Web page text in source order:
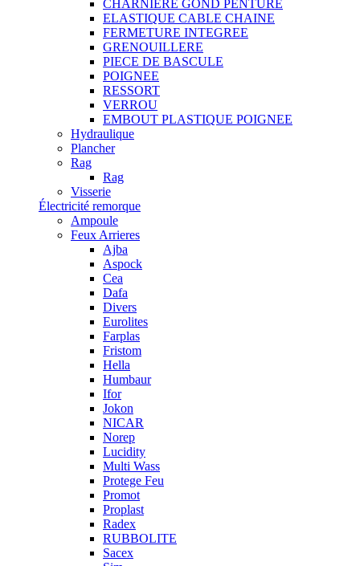
CHARNIERE GOND PENTURE
ELASTIQUE CABLE CHAINE
FERMETURE INTEGREE
GRENOUILLERE
PIECE DE BASCULE
POIGNEE
RESSORT
VERROU
EMBOUT PLASTIQUE POIGNEE
Hydraulique
Plancher
Rag
Rag
Visserie
Électricité remorque
Ampoule
Feux Arrieres
Ajba
Aspock
Cea
Dafa
Divers
Eurolites
Farplas
Fristom
Hella
Humbaur
Ifor
Jokon
NICAR
Norep
Lucidity
Multi Wass
Protege Feu
Promot
Proplast
Radex
RUBBOLITE
Sacex